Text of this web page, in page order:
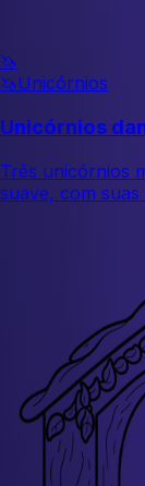
🦄
🦄Unicórnios
Unicórnios
Três unicórnios
suave, com